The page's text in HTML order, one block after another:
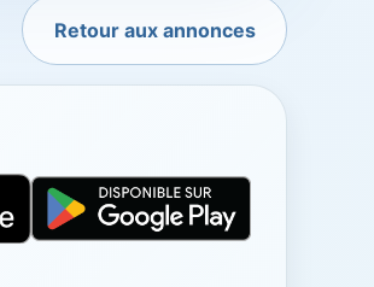
Retour aux annonces